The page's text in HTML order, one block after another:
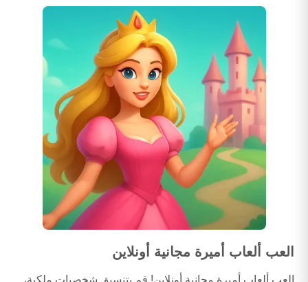
العب ألعاب أميرة مجانية أونلاين
العب ألعاب أميرة مجانية أونلاين! قم بتنسيق شخصيات ملكية،